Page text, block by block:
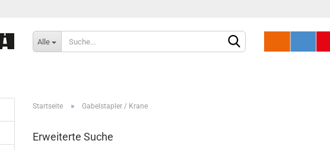
Alle
Startseite » Gabelstapler / Krane
Erweiterte Suche